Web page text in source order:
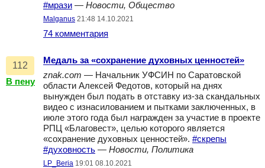
#мрази — Новости, Общество
Malganus 21:48 14.10.2021
74 комментария
112
В пену
Медаль за «сохранение духовных ценностей»
znak.com — Начальник УФСИН по Саратовской
области Алексей Федотов, который на днях
вынужден был подать в отставку из-за скандальных
видео с изнасилованием и пытками заключенных, в
июле этого года был награжден за участие в проекте
РПЦ «Благовест», целью которого является
«сохранение духовных ценностей». #скрепы
#духовность — Новости, Политика
LP_Beria 19:01 08.10.2021